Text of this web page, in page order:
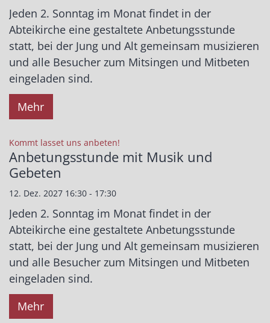
Jeden 2. Sonntag im Monat findet in der
Abteikirche eine gestaltete Anbetungsstunde
statt, bei der Jung und Alt gemeinsam musizieren
und alle Besucher zum Mitsingen und Mitbeten
eingeladen sind.
Mehr
Kommt lasset uns anbeten!
Anbetungsstunde mit Musik und
Gebeten
12. Dez. 2027 16:30 - 17:30
Jeden 2. Sonntag im Monat findet in der
Abteikirche eine gestaltete Anbetungsstunde
statt, bei der Jung und Alt gemeinsam musizieren
und alle Besucher zum Mitsingen und Mitbeten
eingeladen sind.
Mehr